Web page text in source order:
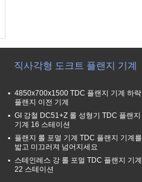
직사각형 도크트 플랜지 기계
4850x700x1500 TDC 플랜지 기계 하락
플랜지 이전 기계
GI 강철 DC51+Z 롤 성형기 TDC 플랜지
기계 16 스테이션
플랜지 롤 포멀 기계 TDC 플랜지 기계를
밟고 미끄러져 넘어지세요
스테인레스 강 롤 포멀 TDC 플랜지 기계
22 스테이션